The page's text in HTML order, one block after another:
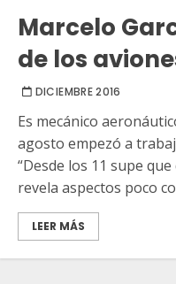
Marcelo
de los
DICIEMBRE 2016
Es mecánico
agosto empezó a
“Desde los 11 supe
revela aspectos poco
LEER MÁS